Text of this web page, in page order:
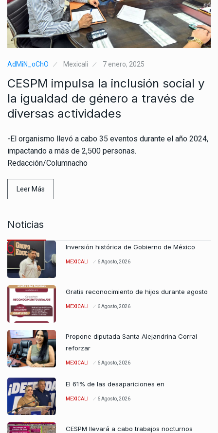
AdMiN_oChO Mexicali 7 enero, 2025
CESPM impulsa la inclusión social y
la igualdad de género a través de
diversas actividades
-El organismo llevó a cabo 35 eventos durante el año 2024,
impactando a más de 2,500 personas.
Redacción/Columnacho
Leer Más
Noticias
Inversión histórica de Gobierno de México
MEXICALI 6 Agosto, 2026
Gratis reconocimiento de hijos durante agosto
MEXICALI 6 Agosto, 2026
Propone diputada Santa Alejandrina Corral
reforzar
MEXICALI 6 Agosto, 2026
El 61% de las desapariciones en
MEXICALI 6 Agosto, 2026
CESPM llevará a cabo trabajos nocturnos